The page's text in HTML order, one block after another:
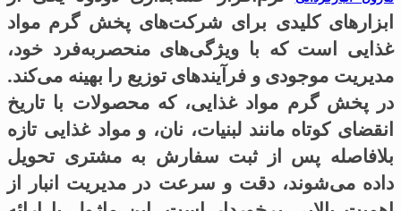
ابزارهای کلیدی برای شرکت‌های پخش گرم مواد
غذایی است که با ویژگی‌های منحصربه‌فرد خود،
مدیریت موجودی و فرآیندهای توزیع را بهینه می‌کند.
در پخش گرم مواد غذایی، که محصولات با تاریخ
انقضای کوتاه مانند لبنیات، نان، و مواد غذایی تازه
بلافاصله پس از ثبت سفارش به مشتری تحویل
داده می‌شوند، دقت و سرعت در مدیریت انبار از